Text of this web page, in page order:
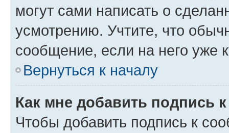
могут сами написать о
усмотрению. Учтите, что
сообщение, если на него уже
Вернуться к началу
Как мне добавить подпись
Чтобы добавить подпись к